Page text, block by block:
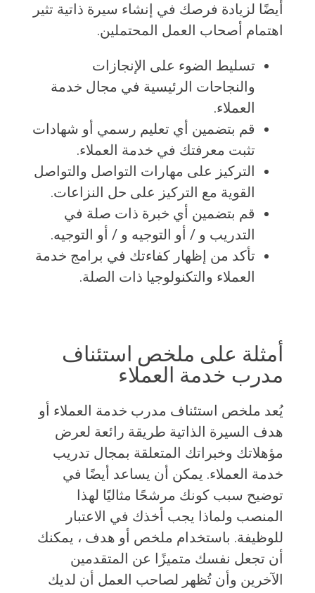
أيضًا لزيادة فرصك في إنشاء سيرة ذاتية تثير
اهتمام أصحاب العمل المحتملين.
تسليط الضوء على الإنجازات
والنجاحات الرئيسية في مجال خدمة
العملاء.
قم بتضمين أي تعليم رسمي أو شهادات
تثبت معرفتك في خدمة العملاء.
التركيز على مهارات التواصل والتواصل
القوية مع التركيز على حل النزاعات.
قم بتضمين أي خبرة ذات صلة في
التدريب و / أو التوجيه و / أو التوجيه.
تأكد من إظهار كفاءتك في برامج خدمة
العملاء والتكنولوجيا ذات الصلة.
أمثلة على ملخص استئناف
مدرب خدمة العملاء
يُعد ملخص استئناف مدرب خدمة العملاء أو
هدف السيرة الذاتية طريقة رائعة لعرض
مؤهلاتك وخبراتك المتعلقة بمجال تدريب
خدمة العملاء. يمكن أن يساعد أيضًا في
توضيح سبب كونك مرشحًا مثاليًا لهذا
المنصب ولماذا يجب أخذك في الاعتبار
للوظيفة. باستخدام ملخص أو هدف ، يمكنك
أن تجعل نفسك متميزًا عن المتقدمين
الآخرين وأن تُظهر لصاحب العمل أن لديك